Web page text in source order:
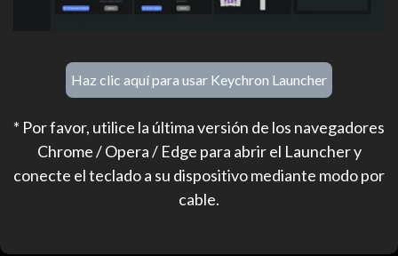
Haz clic aquí para usar Keychron Launcher
* Por favor, utilice la última versión de los navegadores
Chrome / Opera / Edge para abrir el Launcher y
conecte el teclado a su dispositivo mediante modo por
cable.